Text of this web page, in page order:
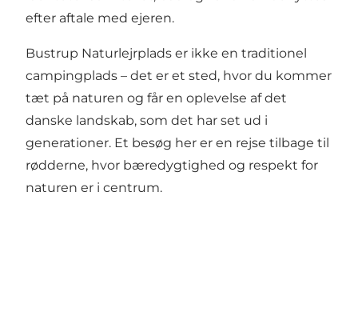
efter aftale med ejeren.
Bustrup Naturlejrplads er ikke en traditionel
campingplads – det er et sted, hvor du kommer
tæt på naturen og får en oplevelse af det
danske landskab, som det har set ud i
generationer. Et besøg her er en rejse tilbage til
rødderne, hvor bæredygtighed og respekt for
naturen er i centrum.